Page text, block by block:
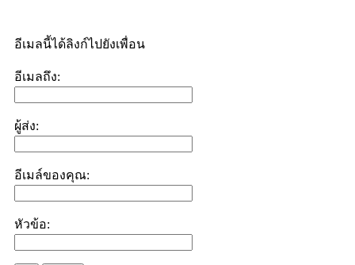
อีเมลนี้ได้ลิงก์ไปยังเพื่อน
อีเมลถึง:
ผู้ส่ง:
อีเมล์ของคุณ:
หัวข้อ: